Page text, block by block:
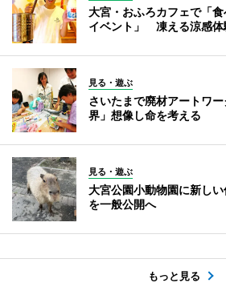
大宮・おふろカフェで「
イベント」 凍える涼感体
見る・遊ぶ
さいたまで廃材アートワ
界」想像し命を考える
見る・遊ぶ
大宮公園小動物園に新し
を一般公開へ
もっと見る